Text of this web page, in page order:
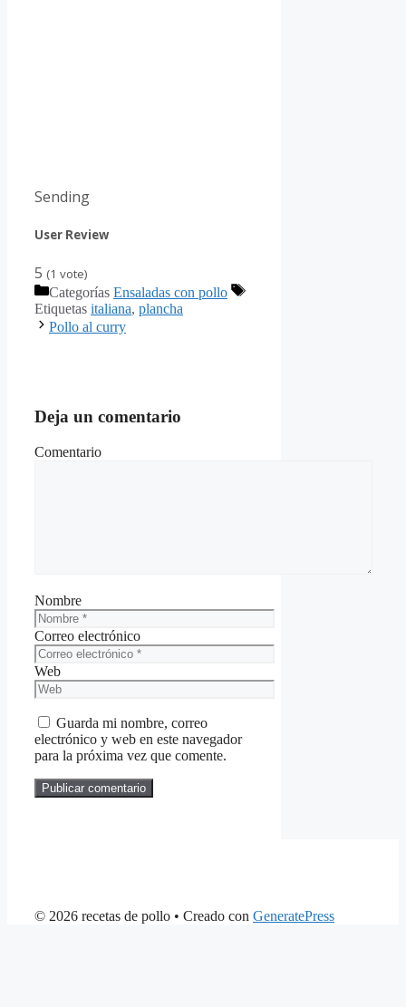
Sending
User Review
5 (1 vote)
Categorías Ensaladas con pollo
Etiquetas italiana, plancha
Pollo al curry
Deja un comentario
Comentario
Nombre
Correo electrónico
Web
Guarda mi nombre, correo
electrónico y web en este navegador
para la próxima vez que comente.
© 2026 recetas de pollo • Creado con GeneratePress